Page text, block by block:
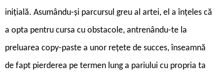
inițială. Asumându-și parcursul greu al artei, el a înțeles că
a opta pentru cursa cu obstacole, antrenându-te la
preluarea copy-paste a unor rețete de succes, înseamnă
de fapt pierderea pe termen lung a pariului cu propria ta